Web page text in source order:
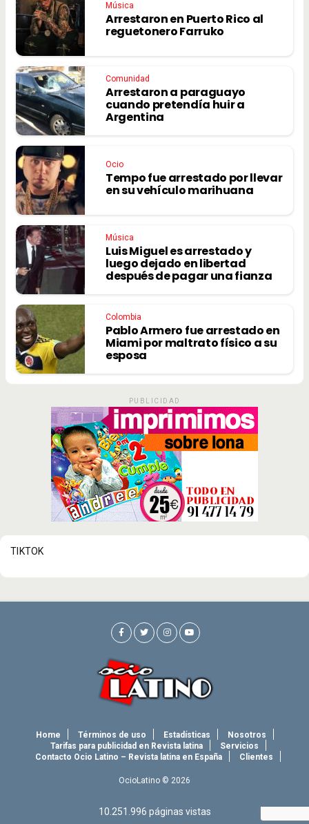
Música
Arrestaron en Puerto Rico al
reguetonero Farruko
Comunidad
Arrestaron a paraguayo
cuando pretendía huir a
Argentina
Ocio
Tempo fue arrestado por llevar
en su vehículo marihuana
Música
Luis Miguel es arrestado y
luego dejado en libertad
después de pagar una fianza
Colombia
Pablo Armero fue arrestado en
Miami por maltrato físico a su
esposa
PUBLICIDAD
TIKTOK
Home Términos de uso Estadísticas
Nosotros
Tarifas para publicidad en Revista latina
Servicios
Contacto Ocio Latino – Revista latina en España
Clientes
OcioLatino © 2026
10.251.996 páginas vistas